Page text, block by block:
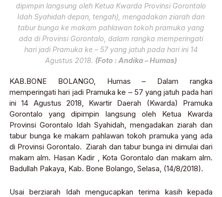
dipimpin langsung oleh Ketua Kwarda Provinsi Gorontalo
Idah Syahidah depan, tengah), mengadakan ziarah dan
tabur bunga ke makam pahlawan tokoh pramuka yang
ada di Provinsi Gorontalo, dalam rangka memperingati
hari jadi Pramuka ke – 57 yang jatuh pada hari ini 14
Agustus 2018. (Foto : Andika – Humas)
KAB.BONE BOLANGO, Humas – Dalam rangka
memperingati hari jadi Pramuka ke – 57 yang jatuh pada hari
ini 14 Agustus 2018, Kwartir Daerah (Kwarda) Pramuka
Gorontalo yang dipimpin langsung oleh Ketua Kwarda
Provinsi Gorontalo Idah Syahidah, mengadakan ziarah dan
tabur bunga ke makam pahlawan tokoh pramuka yang ada
di Provinsi Gorontalo. Ziarah dan tabur bunga ini dimulai dari
makam alm. Hasan Kadir , Kota Gorontalo dan makam alm.
Badullah Pakaya, Kab. Bone Bolango, Selasa, (14/8/2018).
Usai berziarah Idah mengucapkan terima kasih kepada